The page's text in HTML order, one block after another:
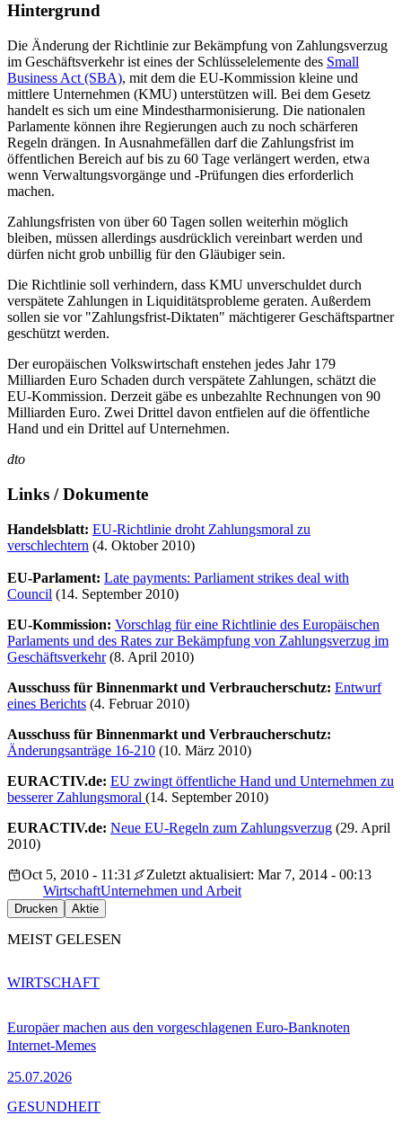
Hintergrund
Die Änderung der Richtlinie zur Bekämpfung von Zahlungsverzug
im Geschäftsverkehr ist eines der Schlüsselelemente des Small
Business Act (SBA), mit dem die EU-Kommission kleine und
mittlere Unternehmen (KMU) unterstützen will. Bei dem Gesetz
handelt es sich um eine Mindestharmonisierung. Die nationalen
Parlamente können ihre Regierungen auch zu noch schärferen
Regeln drängen. In Ausnahmefällen darf die Zahlungsfrist im
öffentlichen Bereich auf bis zu 60 Tage verlängert werden, etwa
wenn Verwaltungsvorgänge und -Prüfungen dies erforderlich
machen.
Zahlungsfristen von über 60 Tagen sollen weiterhin möglich
bleiben, müssen allerdings ausdrücklich vereinbart werden und
dürfen nicht grob unbillig für den Gläubiger sein.
Die Richtlinie soll verhindern, dass KMU unverschuldet durch
verspätete Zahlungen in Liquiditätsprobleme geraten. Außerdem
sollen sie vor "Zahlungsfrist-Diktaten" mächtigerer Geschäftspartner
geschützt werden.
Der europäischen Volkswirtschaft enstehen jedes Jahr 179
Milliarden Euro Schaden durch verspätete Zahlungen, schätzt die
EU-Kommission. Derzeit gäbe es unbezahlte Rechnungen von 90
Milliarden Euro. Zwei Drittel davon entfielen auf die öffentliche
Hand und ein Drittel auf Unternehmen.
dto
Links / Dokumente
Handelsblatt: EU-Richtlinie droht Zahlungsmoral zu
verschlechtern (4. Oktober 2010)
EU-Parlament: Late payments: Parliament strikes deal with
Council (14. September 2010)
EU-Kommission: Vorschlag für eine Richtlinie des Europäischen
Parlaments und des Rates zur Bekämpfung von Zahlungsverzug im
Geschäftsverkehr(8. April 2010)
Ausschuss für Binnenmarkt und Verbraucherschutz: Entwurf
eines Berichts (4. Februar 2010)
Ausschuss für Binnenmarkt und Verbraucherschutz:
Änderungsanträge 16-210 (10. März 2010)
EURACTIV.de: EU zwingt öffentliche Hand und Unternehmen zu
besserer Zahlungsmoral (14. September 2010)
EURACTIV.de: Neue EU-Regeln zum Zahlungsverzug (29. April
2010)
Oct 5, 2010 - 11:31
Zuletzt aktualisiert: Mar 7, 2014 - 00:13
WirtschaftUnternehmen und Arbeit
Drucken Aktie
MEIST GELESEN
Europäer machen aus den vorgeschlagenen Euro-Banknoten
Internet-Memes
25.07.2026
WIRTSCHAFT
GESUNDHEIT